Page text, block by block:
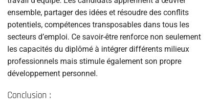
ensemble, partager des idées et résoudre des conflits
potentiels, compétences transposables dans tous les
secteurs d’emploi. Ce savoir-être renforce non seulement
les capacités du diplômé à intégrer différents milieux
professionnels mais stimule également son propre
développement personnel.
Conclusion :